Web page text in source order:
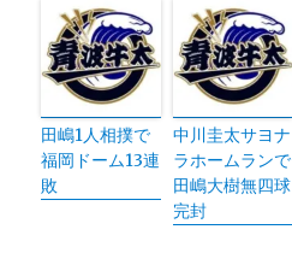
田嶋1人相撲で
福岡ドーム13連
敗
中川圭太サヨナ
ラホームランで
田嶋大樹無四球
完封